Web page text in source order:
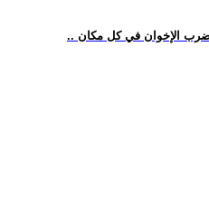
الإخوان في كل مكان